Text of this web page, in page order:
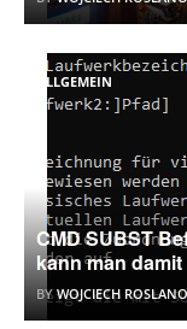
ALLGEMEIN
CMD SUBST
kann man
BYWOJCIECH